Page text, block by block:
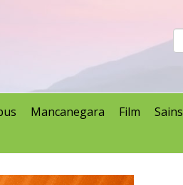
Mancanegara Film Sains